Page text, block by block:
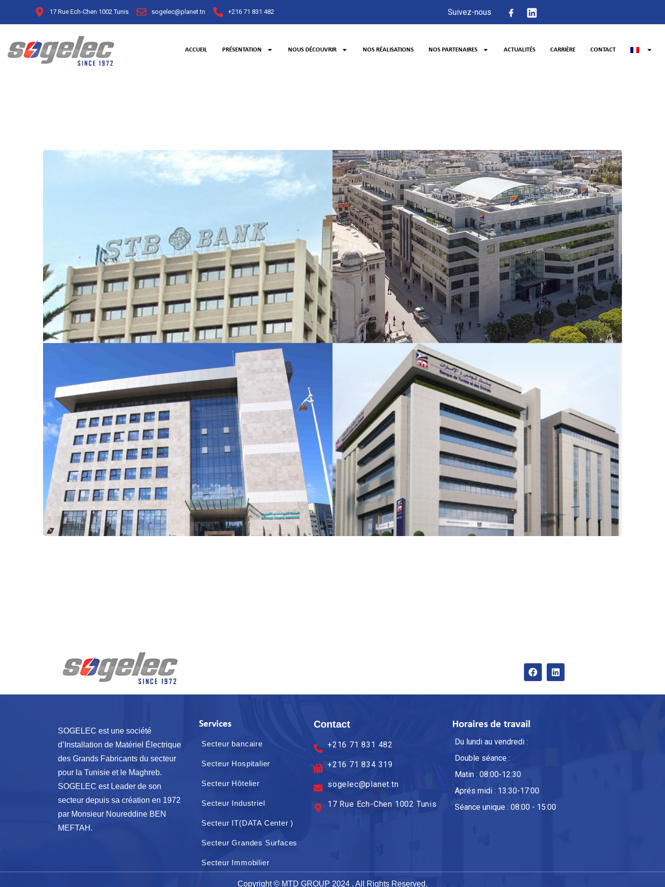
17 Rue Ech-Chen 1002 Tunis sogelec@planet.tn +216 71 831 482 Suivez-nous
ACCUEIL PRÉSENTATION NOUS DÉCOUVRIR NOS RÉALISATIONS NOS PARTENAIRES ACTUALITÉS CARRIÈRE CONTACT
SOGELEC est une société
d’Installation de Matériel Électrique
des Grands Fabricants du secteur
pour la Tunisie et le Maghreb.
SOGELEC est Leader de son
secteur depuis sa création en 1972
par Monsieur Noureddine BEN
MEFTAH.
Services
Secteur bancaire
Secteur Hospitalier
Secteur Hôtelier
Secteur Industriel
Secteur IT(DATA Center )
Secteur Grandes Surfaces
Secteur Immobilier
Contact
+216 71 831 482
+216 71 834 319
sogelec@planet.tn
17 Rue Ech-Chen 1002 Tunis
Horaires de travail
Du lundi au vendredi :
Double séance :
Matin : 08:00-12:30
Aprés midi : 13:30-17:00
Séance unique : 08:00 - 15:00
Copyright © MTD GROUP 2024 , All Rights Reserved.